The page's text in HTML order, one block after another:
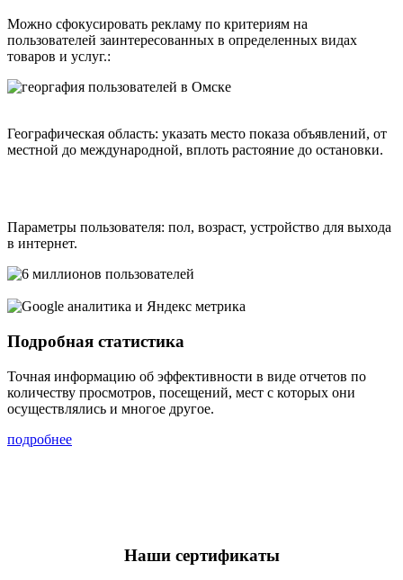
Можно сфокусировать рекламу по критериям на
пользователей заинтересованных в определенных видах
товаров и услуг.:
Географическая область: указать место показа объявлений, от
местной до международной, вплоть растояние до остановки.
Параметры пользователя: пол, возраст, устройство для выхода
в интернет.
Подробная статистика
Точная информацию об эффективности в виде отчетов по
количеству просмотров, посещений, мест с которых они
осуществлялись и многое другое.
подробнее
Наши сертификаты